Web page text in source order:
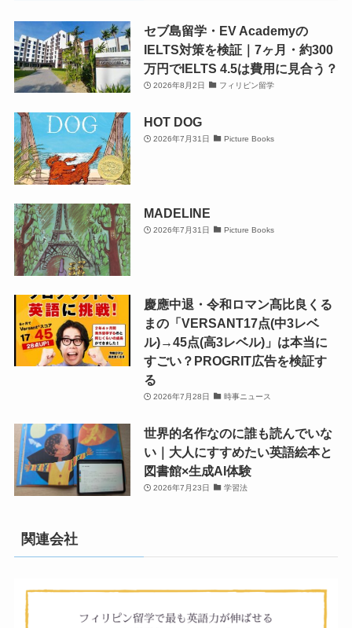
セブ島留学・EV Academyの
IELTS対策を検証｜7ヶ月・約300
万円でIELTS 4.5は費用に見合う？
2026年8月2日 フィリピン留学
HOT DOG
2026年7月31日 Picture Books
MADELINE
2026年7月31日 Picture Books
慶應中退・令和ロマン髙比良くる
まの「VERSANT17点(中3レベ
ル)→45点(高3レベル)」は本当に
すごい？PROGRIT広告を検証す
る
2026年7月28日 時事ニュース
世界的名作なのに誰も読んでいな
い｜大人にすすめたい英語絵本と
図書館×生成AI体験
2026年7月23日 学習法
関連会社